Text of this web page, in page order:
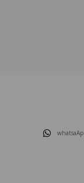
whatsaAp